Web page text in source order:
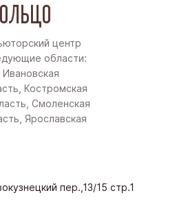
центр
области:
Костромская
Смоленская
Ярославская
пер.,13/15 стр.1